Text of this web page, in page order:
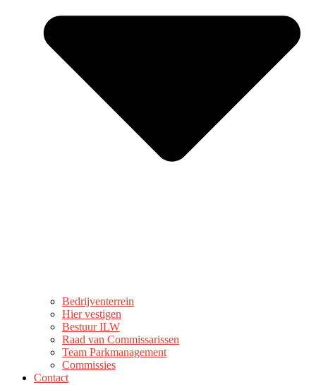
Bedrijventerrein
Hier vestigen
Bestuur ILW
Raad van Commissarissen
Team Parkmanagement
Commissies
Contact